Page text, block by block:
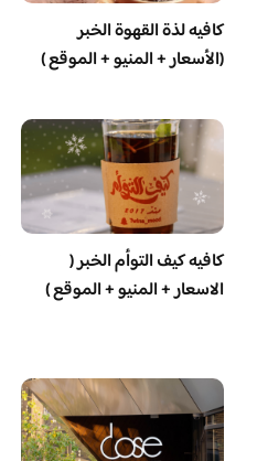
كافيه لذة القهوة الخبر
(الأسعار + المنيو + الموقع )
كافيه كيف التوأم الخبر (
الاسعار + المنيو + الموقع )